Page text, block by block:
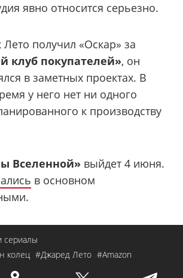
явно относится серьезно.
Лето получил «Оскар» за
клуб покупателей», он
в заметных проектах. В
у него нет ни одного
к производству
Вселенной» выйдет 4 июня.
в основном
сериалы
колец #Джаред Лето #Amazon